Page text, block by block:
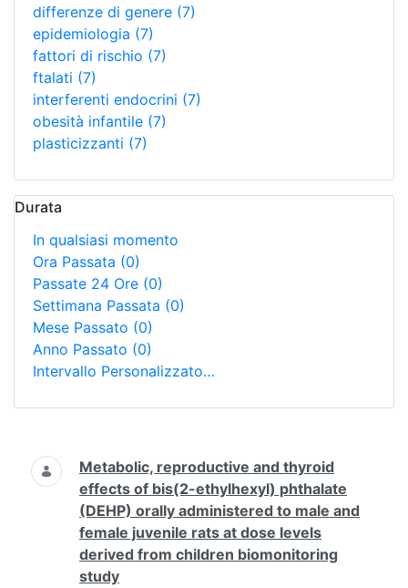
differenze di genere (7)
epidemiologia (7)
fattori di rischio (7)
ftalati (7)
interferenti endocrini (7)
obesità infantile (7)
plasticizzanti (7)
Durata
In qualsiasi momento
Ora Passata (0)
Passate 24 Ore (0)
Settimana Passata (0)
Mese Passato (0)
Anno Passato (0)
Intervallo Personalizzato…
Ricerca
Metabolic, reproductive and thyroid
effects of bis(2-ethylhexyl) phthalate
(DEHP) orally administered to male and
female juvenile rats at dose levels
derived from children biomonitoring
study